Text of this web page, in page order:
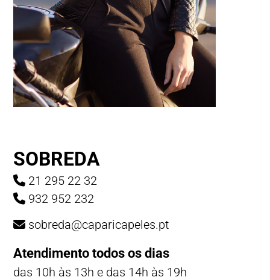
SOBREDA
21 295 22 32
932 952 232
sobreda@caparicapeles.pt
Atendimento todos os dias
das 10h às 13h e das 14h às 19h